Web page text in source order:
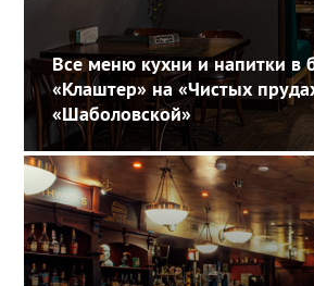
Все меню кухни и напитки в
«Клаштер» на «Чистых
«Шаболовской»